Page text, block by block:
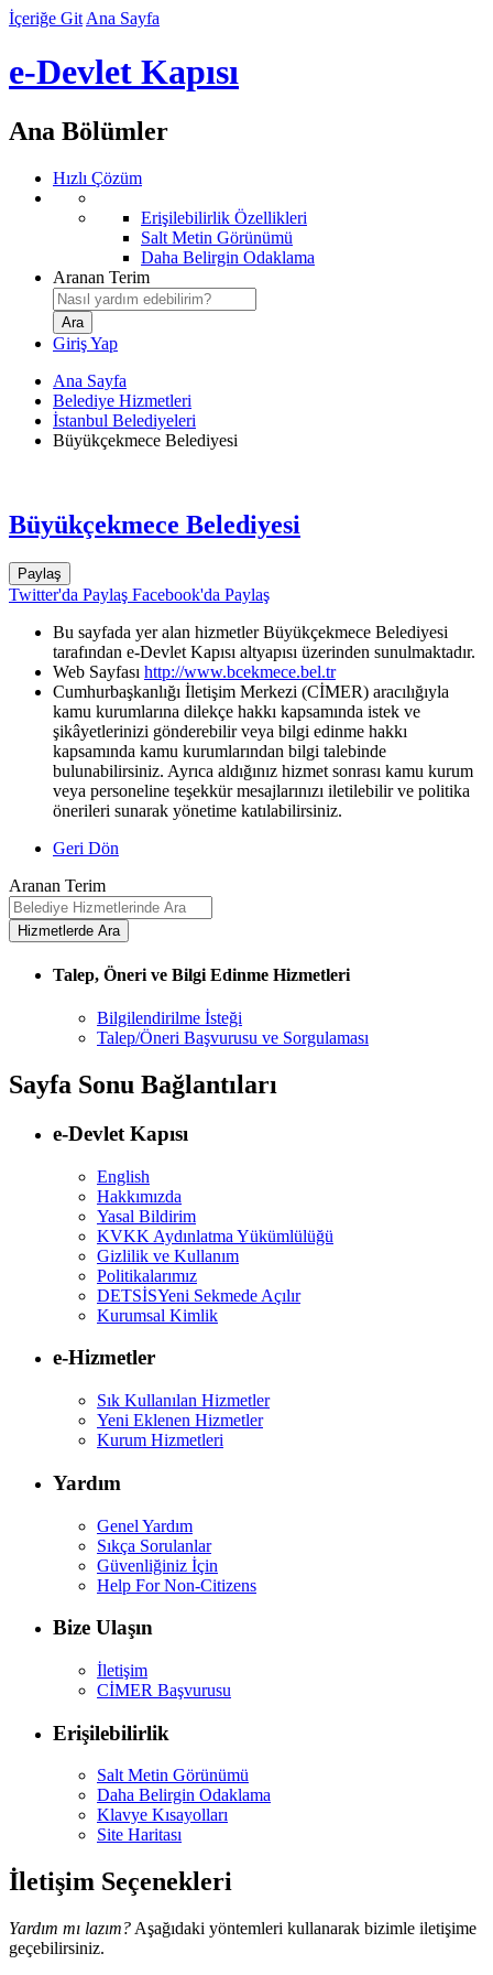
İçeriğe Git Ana Sayfa
e-Devlet Kapısı
Ana Bölümler
Hızlı Çözüm
Erişilebilirlik Özellikleri
Salt Metin Görünümü
Daha Belirgin Odaklama
Aranan Terim
Giriş Yap
Ana Sayfa
Belediye Hizmetleri
İstanbul Belediyeleri
Büyükçekmece Belediyesi
Büyükçekmece Belediyesi
Paylaş
Twitter'da Paylaş Facebook'da Paylaş
Bu sayfada yer alan hizmetler Büyükçekmece Belediyesi
tarafından e-Devlet Kapısı altyapısı üzerinden sunulmaktadır.
Web Sayfası http://www.bcekmece.bel.tr
Cumhurbaşkanlığı İletişim Merkezi (CİMER) aracılığıyla
kamu kurumlarına dilekçe hakkı kapsamında istek ve
şikâyetlerinizi gönderebilir veya bilgi edinme hakkı
kapsamında kamu kurumlarından bilgi talebinde
bulunabilirsiniz. Ayrıca aldığınız hizmet sonrası kamu kurum
veya personeline teşekkür mesajlarınızı iletilebilir ve politika
önerileri sunarak yönetime katılabilirsiniz.
Geri Dön
Aranan Terim
Talep, Öneri ve Bilgi Edinme Hizmetleri
Bilgilendirilme İsteği
Talep/Öneri Başvurusu ve Sorgulaması
Sayfa Sonu Bağlantıları
e-Devlet Kapısı
English
Hakkımızda
Yasal Bildirim
KVKK Aydınlatma Yükümlülüğü
Gizlilik ve Kullanım
Politikalarımız
DETSİSYeni Sekmede Açılır
Kurumsal Kimlik
e-Hizmetler
Sık Kullanılan Hizmetler
Yeni Eklenen Hizmetler
Kurum Hizmetleri
Yardım
Genel Yardım
Sıkça Sorulanlar
Güvenliğiniz İçin
Help For Non-Citizens
Bize Ulaşın
İletişim
CİMER Başvurusu
Erişilebilirlik
Salt Metin Görünümü
Daha Belirgin Odaklama
Klavye Kısayolları
Site Haritası
İletişim Seçenekleri
Yardım mı lazım? Aşağıdaki yöntemleri kullanarak bizimle iletişime
geçebilirsiniz.